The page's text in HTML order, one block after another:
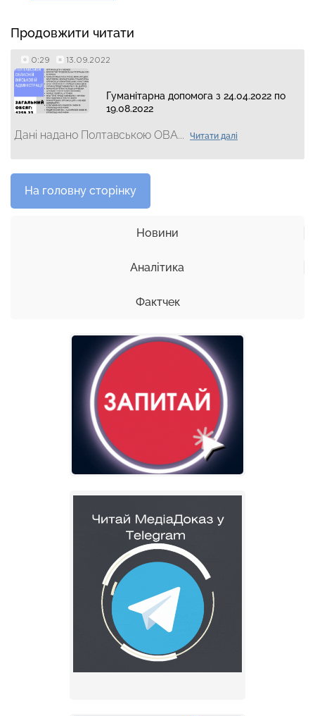
Продовжити читати
0:29 13.09.2022
Гуманітарна допомога з 24.04.2022 по
19.08.2022
Дані надано Полтавською ОВА... Читати далі
На головну сторінку
Новини
Аналітика
Фактчек